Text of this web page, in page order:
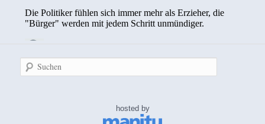
Suchen
hosted by